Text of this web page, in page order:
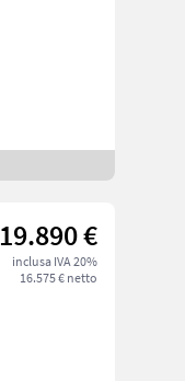
19.890 €
inclusa IVA 20%
16.575 € netto